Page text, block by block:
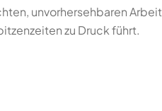
unvorhersehbaren
zu Druck führt.